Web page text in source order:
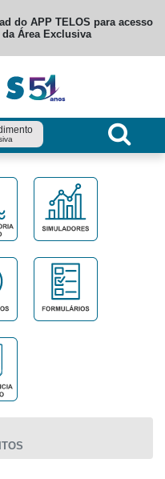
do APP TELOS para acesso
Área Exclusiva